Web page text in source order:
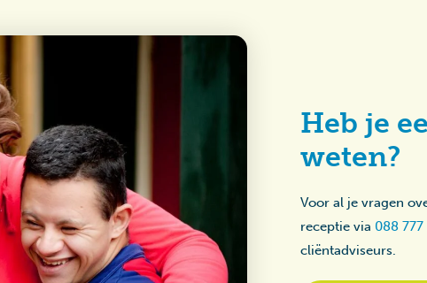
Heb je
weten?
Voor al je vragen
receptie via 088
cliëntadviseurs.